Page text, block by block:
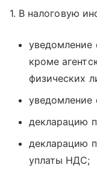
1. В налоговую
уведомление
кроме
физических
декларацию
декларацию
уплаты НДС;